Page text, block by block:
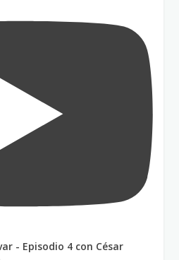
- Episodio 4 con César